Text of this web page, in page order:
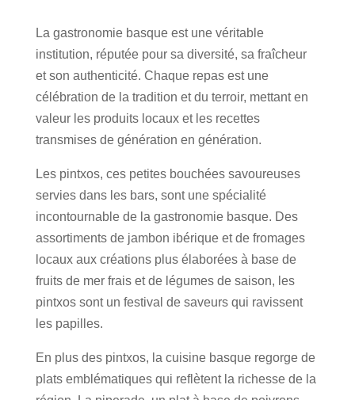
La gastronomie basque est une véritable
institution, réputée pour sa diversité, sa fraîcheur
et son authenticité. Chaque repas est une
célébration de la tradition et du terroir, mettant en
valeur les produits locaux et les recettes
transmises de génération en génération.
Les pintxos, ces petites bouchées savoureuses
servies dans les bars, sont une spécialité
incontournable de la gastronomie basque. Des
assortiments de jambon ibérique et de fromages
locaux aux créations plus élaborées à base de
fruits de mer frais et de légumes de saison, les
pintxos sont un festival de saveurs qui ravissent
les papilles.
En plus des pintxos, la cuisine basque regorge de
plats emblématiques qui reflètent la richesse de la